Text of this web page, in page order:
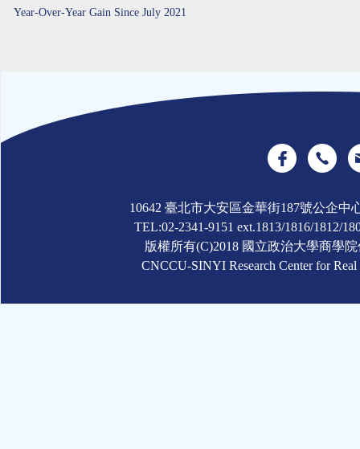
Year-Over-Year Gain Since July 2021
10642 臺北市大安區金華街187號公企中
TEL:02-2341-9151 ext.1813/1816/1812/
版權所有(C)2018 國立政治大學商學
CNCCU-SINYI Research Center for Real